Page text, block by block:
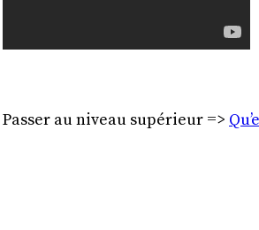
Passer au niveau supérieur =>